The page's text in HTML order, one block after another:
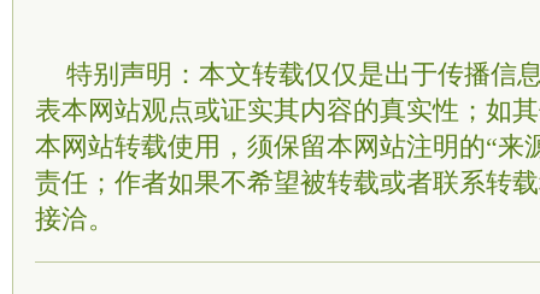
特别声明：本文转载仅仅是出于传播信
表本网站观点或证实其内容的真实性；如
本网站转载使用，须保留本网站注明的“来
责任；作者如果不希望被转载或者联系转
接洽。